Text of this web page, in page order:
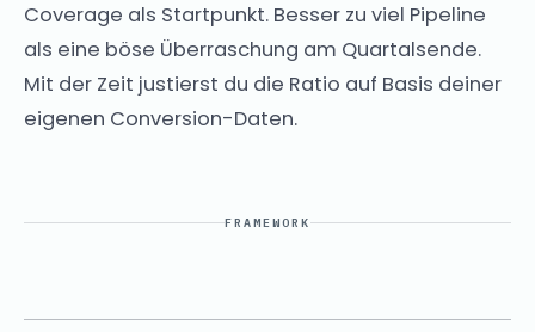
Coverage als Startpunkt. Besser zu viel Pipeline
als eine böse Überraschung am Quartalsende.
Mit der Zeit justierst du die Ratio auf Basis deiner
eigenen Conversion-Daten.
FRAMEWORK